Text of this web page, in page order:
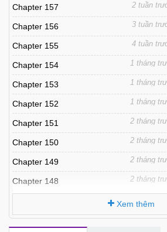
Chapter 157 2 tuần
Chapter 156 3 tuần
Chapter 155 4 tuần
Chapter 154 1 tháng
Chapter 153 1 tháng
Chapter 152 1 tháng
Chapter 151 2 tháng
Chapter 150 2 tháng
Chapter 149 2 tháng
Chapter 148 2 tháng
Chapter 146 3 tháng
Xem thêm